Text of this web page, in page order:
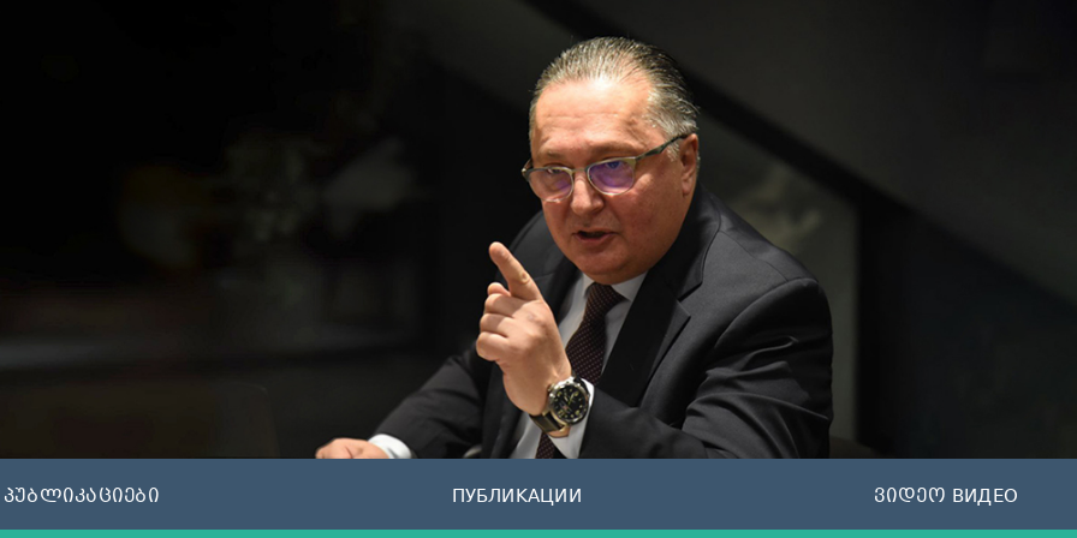
პუბლიკაციები ПУБЛИКАЦИИ ვიდეო ВИДЕО